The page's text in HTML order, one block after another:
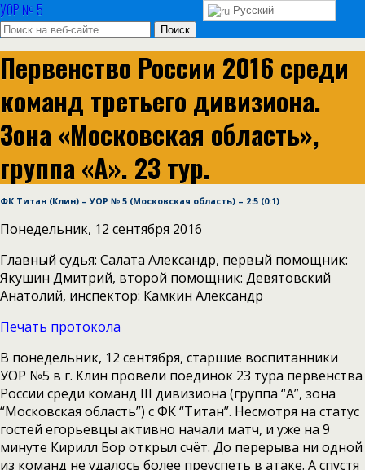
УОР № 5
Первенство России 2016 среди
команд третьего дивизиона.
Зона «Московская область»,
группа «А». 23 тур.
ФК Титан (Клин) – УОР № 5 (Московская область) – 2:5 (0:1)
Понедельник, 12 сентября 2016
Главный судья: Салата Александр, первый помощник:
Якушин Дмитрий, второй помощник: Девятовский
Анатолий, инспектор: Камкин Александр
Печать протокола
В понедельник, 12 сентября, старшие воспитанники
УОР №5 в г. Клин провели поединок 23 тура первенства
России среди команд III дивизиона (группа “А”, зона
“Московская область”) с ФК “Титан”. Несмотря на статус
гостей егорьевцы активно начали матч, и уже на 9
минуте Кирилл Бор открыл счёт. До перерыва ни одной
из команд не удалось более преуспеть в атаке. А спустя
Русский